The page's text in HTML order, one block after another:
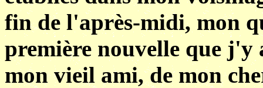
fin de l'après-midi, mon
première nouvelle que
mon vieil ami, de mon